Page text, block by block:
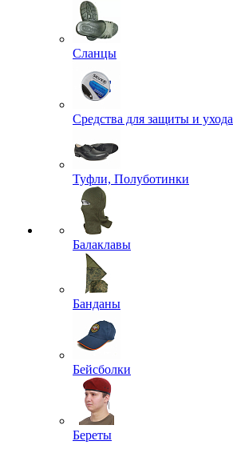
Сланцы
Средства для защиты и ухода
Туфли, Полуботинки
Балаклавы
Банданы
Бейсболки
Береты